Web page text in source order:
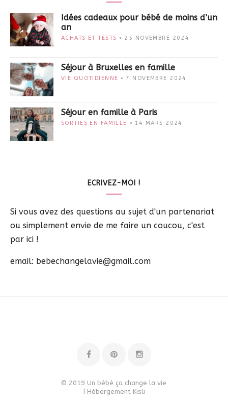
Idées cadeaux pour bébé de moins d’un
an
ACHATS ET TESTS 25 NOVEMBRE 2024
Séjour à Bruxelles en famille
VIE QUOTIDIENNE 7 NOVEMBRE 2024
Séjour en famille à Paris
SORTIES EN FAMILLE 14 MARS 2024
ECRIVEZ-MOI !
Si vous avez des questions au sujet d'un partenariat
ou simplement envie de me faire un coucou, c'est
par ici !
email: bebechangelavie@gmail.com
© 2019 Un bébé ça change la vie
| Hébergement Kisli